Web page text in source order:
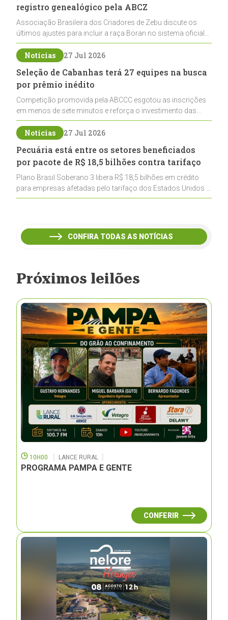
registro genealógico pela ABCZ
Associação Brasileira dos Criadores de Zebu discute os
últimos ajustes para incluir a raça Boran no sistema oficial
de registros, abrindo caminho para sua expansão na
pecuária nacional
Notícias 27 Jul 2026
Seleção de Cabanhas terá 27 equipes na busca
por prêmio inédito
Competição promovida pela ABCCC esgotou as inscrições
em menos de sete minutos e reforça o investimento das
cabanhas na seleção genética de Cavalos Crioulos voltados
ao laço
Notícias 27 Jul 2026
Pecuária está entre os setores beneficiados
por pacote de R$ 18,5 bilhões contra tarifaço
Plano Brasil Soberano 3 libera R$ 18,5 bilhões em crédito
para empresas afetadas pelo tarifaço dos Estados Unidos e
inclui a pecuária entre os setores estratégicos
CONFIRA TODAS AS NOTÍCIAS
Próximos leilões
10H00 LANCE RURAL
PROGRAMA PAMPA E GENTE
CONFERIR